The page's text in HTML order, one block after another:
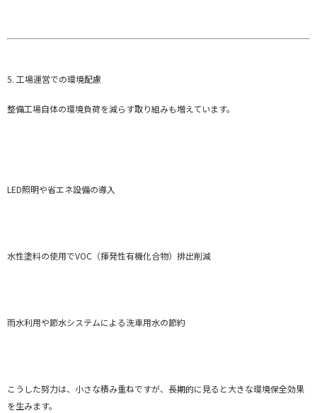
5. 工場運営での環境配慮
整備工場自体の環境負荷を減らす取り組みも増えています。
LED照明や省エネ設備の導入
水性塗料の使用でVOC（揮発性有機化合物）排出削減
雨水利用や節水システムによる洗車用水の節約
こうした努力は、小さな積み重ねですが、長期的に見ると大きな環境保全効果
を生みます。